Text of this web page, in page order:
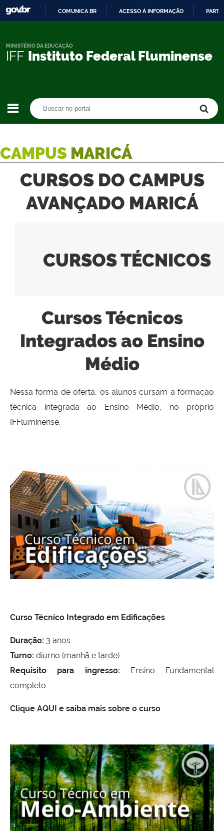
CONTEÚDO
COMUNICA BR ACESSO À INFORMAÇÃO
IFF Instituto Federal Fluminense
MINISTÉRIO DA EDUCAÇÃO
CAMPUS MARICÁ
CURSOS DO CAMPUS
AVANÇADO MARICÁ
CURSOS TÉCNICOS
Cursos Técnicos
Integrados ao Ensino
Médio
Nessa forma de oferta, os alunos cursam a formação
técnica integrada ao Ensino Médio, no próprio
IFFluminense.
Curso Técnico Integrado em Edificações
Duração: 3 anos
Turno: diurno (manhã e tarde)
Requisito para ingresso: Ensino Fundamental
completo
Clique AQUI e saiba mais sobre o curso